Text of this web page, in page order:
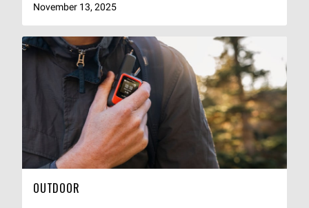
November 13, 2025
OUTDOOR